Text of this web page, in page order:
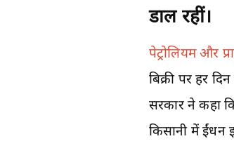
डाल रहीं।
पेट्रोलियम और
बिक्री पर हर
सरकार ने कहा
किसानी में ईंधन